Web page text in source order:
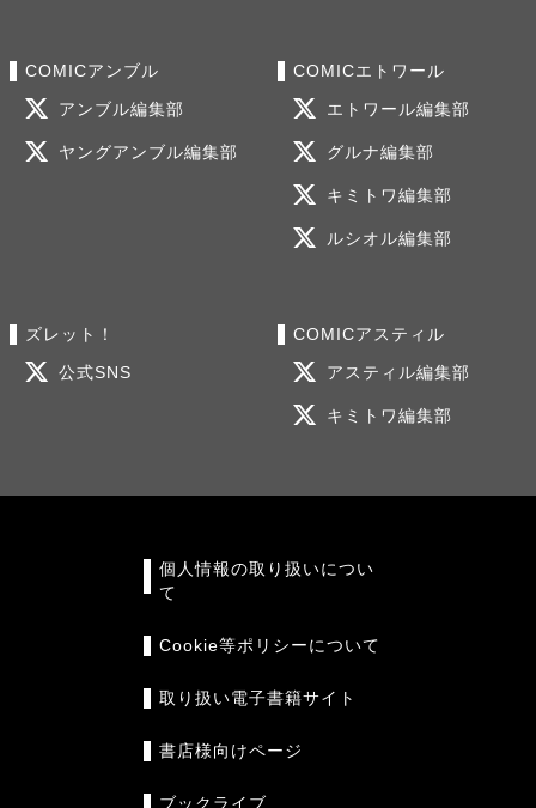
COMICアンブル
アンブル編集部
ヤングアンブル編集部
COMICエトワール
エトワール編集部
グルナ編集部
キミトワ編集部
ルシオル編集部
ズレット！
公式SNS
COMICアスティル
アスティル編集部
キミトワ編集部
個人情報の取り扱いについ
て
Cookie等ポリシーについて
取り扱い電子書籍サイト
書店様向けページ
ブックライブ